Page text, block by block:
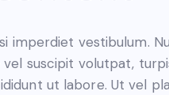
imperdiet vestibulum.
suscipit volutpat,
ut labore. Ut vel